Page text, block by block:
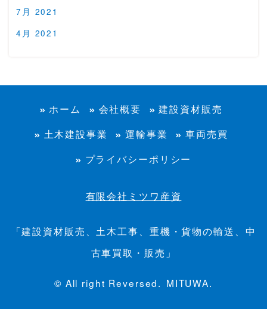
7月 2021
4月 2021
ホーム 会社概要
建設資材販売
土木建設事業
運輸事業
車両売買
プライバシーポリシー
有限会社ミツワ産資
「建設資材販売、土木工事、重機・貨物の輸送、中
古車買取・販売」
© All right Reversed. MITUWA.